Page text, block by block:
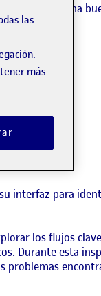
. Una
interfaz para
los flujos
Durante esta
las
más